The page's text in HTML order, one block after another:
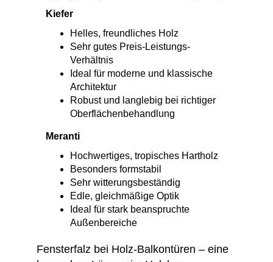
Kiefer
Helles, freundliches Holz
Sehr gutes Preis-Leistungs-
Verhältnis
Ideal für moderne und klassische
Architektur
Robust und langlebig bei richtiger
Oberflächenbehandlung
Meranti
Hochwertiges, tropisches Hartholz
Besonders formstabil
Sehr witterungsbeständig
Edle, gleichmäßige Optik
Ideal für stark beanspruchte
Außenbereiche
Fensterfalz bei Holz-Balkontüren – eine